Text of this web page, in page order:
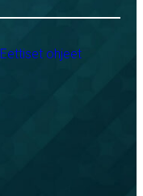
Eettiset ohjeet